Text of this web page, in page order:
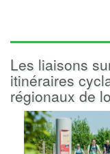
Les liaisons
itinéraires
régionaux de